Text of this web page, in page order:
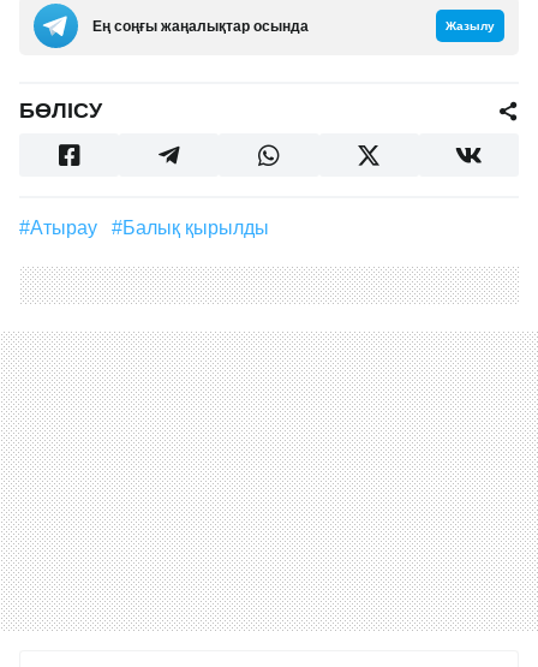
Ең соңғы жаңалықтар осында Жазылу
БӨЛІСУ
#Атырау #балық қырылды